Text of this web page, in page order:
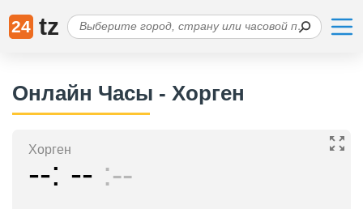
24 tz
Онлайн Часы - Хорген
Хорген
-- -- --